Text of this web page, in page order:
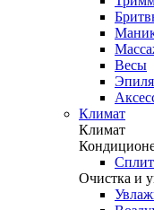
Весы
Климат
Климат
Очистка и